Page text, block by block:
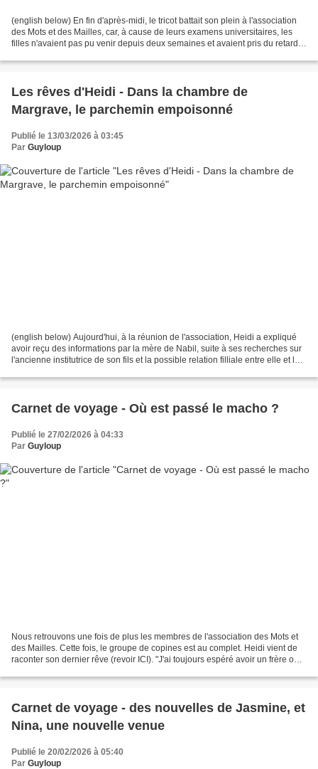
(english below) En fin d'après-midi, le tricot battait son plein à l'association
des Mots et des Mailles, car, à cause de leurs examens universitaires, les
filles n'avaient pas pu venir depuis deux semaines et avaient pris du retard
Les rêves d'Heidi - Dans la chambre de
Margrave, le parchemin empoisonné
Publié le 13/03/2026 à 03:45
Par Guyloup
(english below) Aujourd'hui, à la réunion de l'association, Heidi a expliqué
avoir reçu des informations par la mère de Nabil, suite à ses recherches sur
l'ancienne institutrice de son fils et la possible relation filliale entre elle et la
Carnet de voyage - Où est passé le macho ?
Publié le 27/02/2026 à 04:33
Par Guyloup
Nous retrouvons une fois de plus les membres de l'association des Mots et
des Mailles. Cette fois, le groupe de copines est au complet. Heidi vient de
raconter son dernier rêve (revoir ICI). "J'ai toujours espéré avoir un frère ou
Carnet de voyage - des nouvelles de Jasmine, et
Nina, une nouvelle venue
Publié le 20/02/2026 à 05:40
Par Guyloup